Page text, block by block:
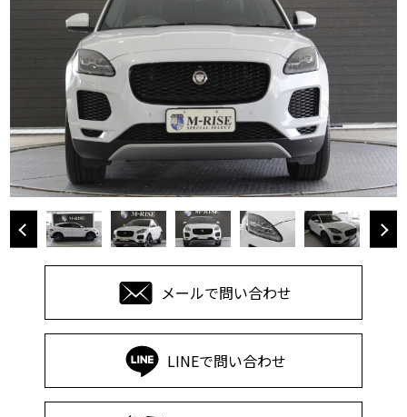
メールで問い合わせ
LINEで問い合わせ